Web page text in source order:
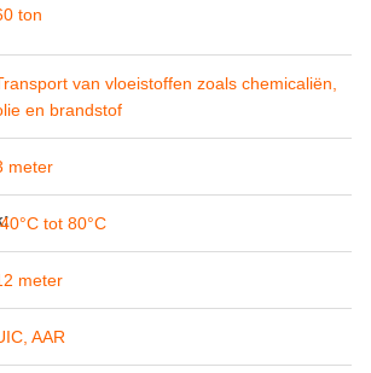
ton
van vloeistoffen zoals chemicaliën,
en brandstof
meter
tot 80°C
meter
AAR